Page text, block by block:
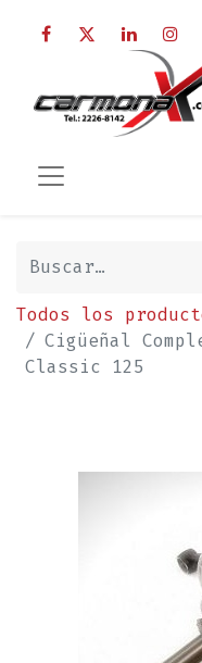
Todos los
Cigüeñal
Classic 125